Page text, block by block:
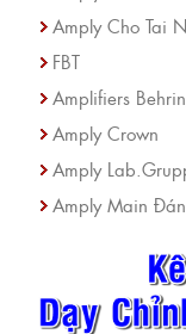
Amply Cho Tai
FBT
Amplifiers
Amply Crown
Amply
Amply Main